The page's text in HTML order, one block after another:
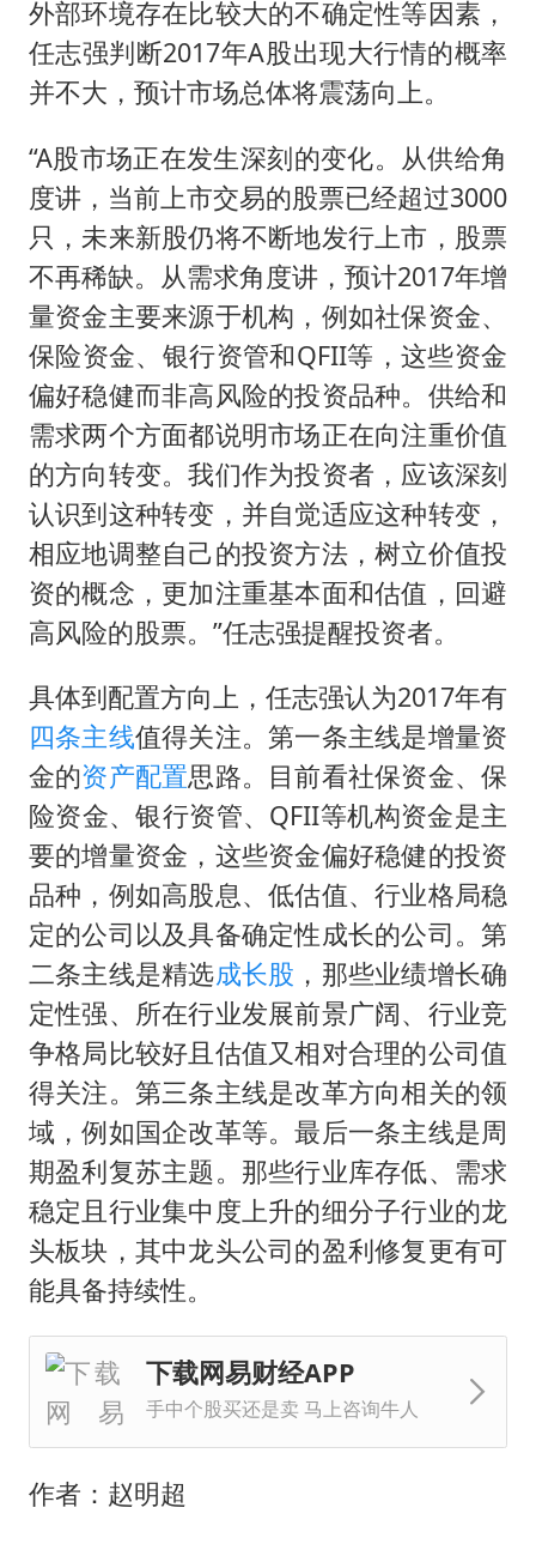
外部环境存在比较大的不确定性等因素，
任志强判断2017年A股出现大行情的概率
并不大，预计市场总体将震荡向上。
“A股市场正在发生深刻的变化。从供给角
度讲，当前上市交易的股票已经超过3000
只，未来新股仍将不断地发行上市，股票
不再稀缺。从需求角度讲，预计2017年增
量资金主要来源于机构，例如社保资金、
保险资金、银行资管和QFII等，这些资金
偏好稳健而非高风险的投资品种。供给和
需求两个方面都说明市场正在向注重价值
的方向转变。我们作为投资者，应该深刻
认识到这种转变，并自觉适应这种转变，
相应地调整自己的投资方法，树立价值投
资的概念，更加注重基本面和估值，回避
高风险的股票。”任志强提醒投资者。
具体到配置方向上，任志强认为2017年有
四条主线值得关注。第一条主线是增量资
金的资产配置思路。目前看社保资金、保
险资金、银行资管、QFII等机构资金是主
要的增量资金，这些资金偏好稳健的投资
品种，例如高股息、低估值、行业格局稳
定的公司以及具备确定性成长的公司。第
二条主线是精选成长股 ，那些业绩增长确
定性强、所在行业发展前景广阔、行业竞
争格局比较好且估值又相对合理的公司值
得关注。第三条主线是改革方向相关的领
域，例如国企改革等。最后一条主线是周
期盈利复苏主题。那些行业库存低、需求
稳定且行业集中度上升的细分子行业的龙
头板块，其中龙头公司的盈利修复更有可
能具备持续性。
下载网易财经APP
手中个股买还是卖 马上咨询牛人
作者：赵明超